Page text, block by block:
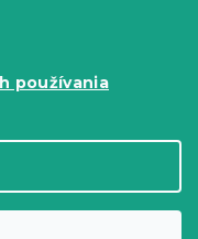
používania
. Všetky práva